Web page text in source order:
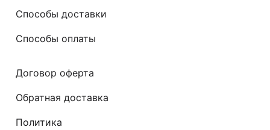
Способы доставки
Способы оплаты
Договор оферта
Обратная доставка
Политика